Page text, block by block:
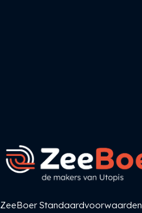
ZeeBoer Standaardvoorwaarden